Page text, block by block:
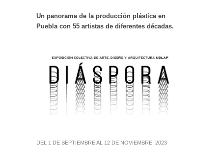
Un panorama de la producción plástica en
Puebla con 55 artistas de diferentes décadas.
DEL 1 DE SEPTIEMBRE AL 12 DE NOVIEMBRE, 2023